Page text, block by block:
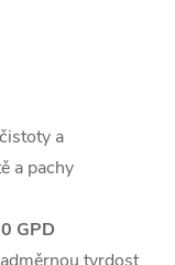
a
a pachy
GPD